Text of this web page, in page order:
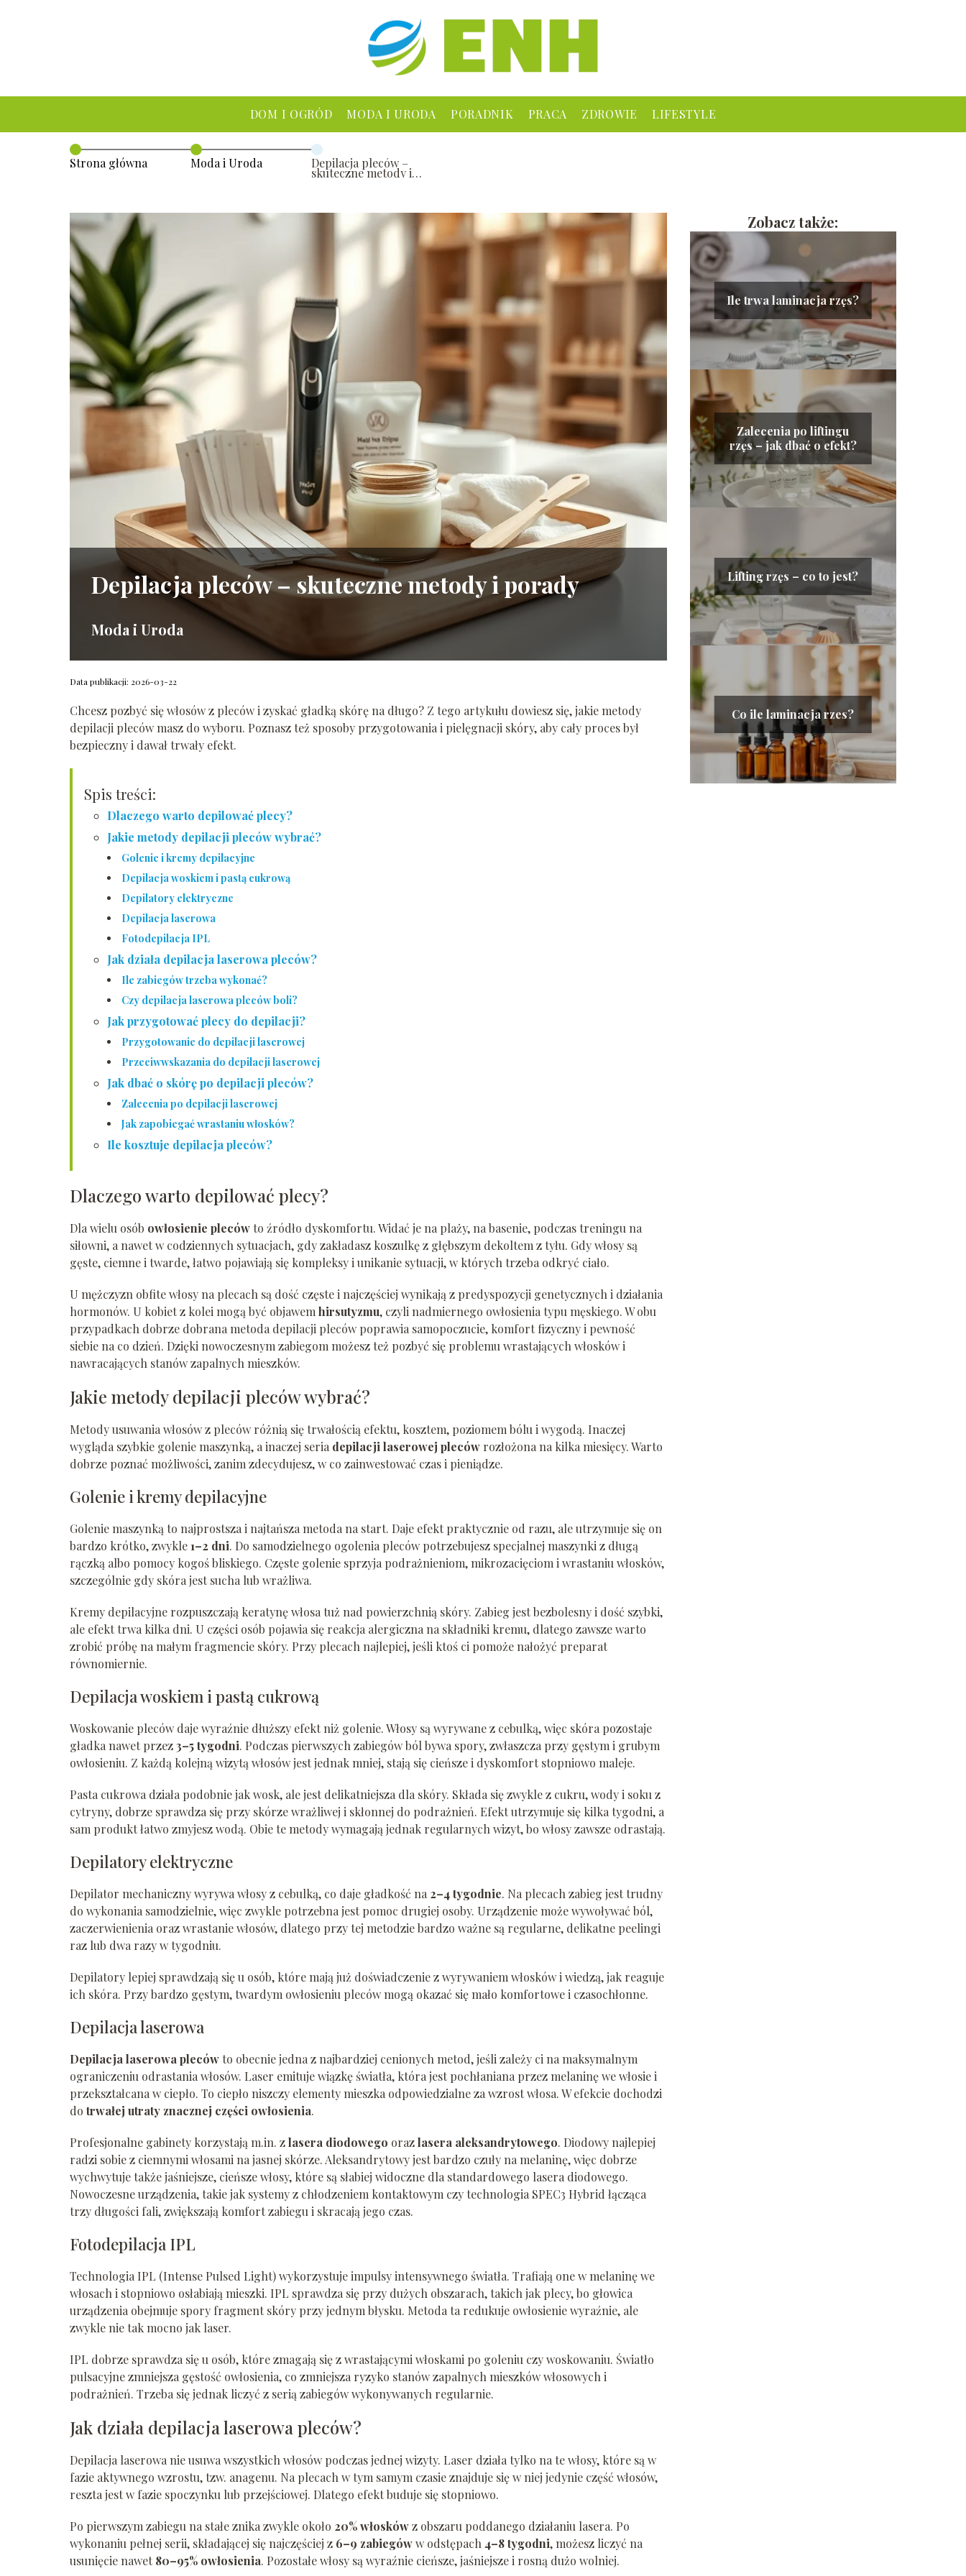
DOM I OGRÓD MODA I URODA PORADNIK PRACA ZDROWIE LIFESTYLE
Strona główna Moda i Uroda Depilacja pleców –
skuteczne metody i
porady
Depilacja pleców – skuteczne metody i porady
Moda i Uroda
Data publikacji: 2026-03-22
Chcesz pozbyć się włosów z pleców i zyskać gładką skórę na długo? Z tego artykułu dowiesz się, jakie metody
depilacji pleców masz do wyboru. Poznasz też sposoby przygotowania i pielęgnacji skóry, aby cały proces był
bezpieczny i dawał trwały efekt.
Spis treści:
Dlaczego warto depilować plecy?
Jakie metody depilacji pleców wybrać?
Golenie i kremy depilacyjne
Depilacja woskiem i pastą cukrową
Depilatory elektryczne
Depilacja laserowa
Fotodepilacja IPL
Jak działa depilacja laserowa pleców?
Ile zabiegów trzeba wykonać?
Czy depilacja laserowa pleców boli?
Jak przygotować plecy do depilacji?
Przygotowanie do depilacji laserowej
Przeciwwskazania do depilacji laserowej
Jak dbać o skórę po depilacji pleców?
Zalecenia po depilacji laserowej
Jak zapobiegać wrastaniu włosków?
Ile kosztuje depilacja pleców?
Dlaczego warto depilować plecy?
Dla wielu osób owłosienie plecówto źródło dyskomfortu. Widać je na plaży, na basenie, podczas treningu na
siłowni, a nawet w codziennych sytuacjach, gdy zakładasz koszulkę z głębszym dekoltem z tyłu. Gdy włosy są
gęste, ciemne i twarde, łatwo pojawiają się kompleksy i unikanie sytuacji, w których trzeba odkryć ciało.
U mężczyzn obfite włosy na plecach są dość częste i najczęściej wynikają z predyspozycji genetycznych i działania
hormonów. U kobiet z kolei mogą być objawem hirsutyzmu, czyli nadmiernego owłosienia typu męskiego. W obu
przypadkach dobrze dobrana metoda depilacji pleców poprawia samopoczucie, komfort fizyczny i pewność
siebie na co dzień. Dzięki nowoczesnym zabiegom możesz też pozbyć się problemu wrastających włosków i
nawracających stanów zapalnych mieszków.
Jakie metody depilacji pleców wybrać?
Metody usuwania włosów z pleców różnią się trwałością efektu, kosztem, poziomem bólu i wygodą. Inaczej
wygląda szybkie golenie maszynką, a inaczej seria depilacji laserowej pleców rozłożona na kilka miesięcy. Warto
dobrze poznać możliwości, zanim zdecydujesz, w co zainwestować czas i pieniądze.
Golenie i kremy depilacyjne
Golenie maszynką to najprostsza i najtańsza metoda na start. Daje efekt praktycznie od razu, ale utrzymuje się on
bardzo krótko, zwykle1–2 dni. Do samodzielnego ogolenia pleców potrzebujesz specjalnej maszynki z długą
rączką albo pomocy kogoś bliskiego. Częste golenie sprzyja podrażnieniom, mikrozacięciom i wrastaniu włosków,
szczególnie gdy skóra jest sucha lub wrażliwa.
Kremy depilacyjne rozpuszczają keratynę włosa tuż nad powierzchnią skóry. Zabieg jest bezbolesny i dość szybki,
ale efekt trwa kilka dni. U części osób pojawia się reakcja alergiczna na składniki kremu, dlatego zawsze warto
zrobić próbę na małym fragmencie skóry. Przy plecach najlepiej, jeśli ktoś ci pomoże nałożyć preparat
równomiernie.
Depilacja woskiem i pastą cukrową
Woskowanie pleców daje wyraźnie dłuższy efekt niż golenie. Włosy są wyrywane z cebulką, więc skóra pozostaje
gładka nawet przez3–5 tygodni. Podczas pierwszych zabiegów ból bywa spory, zwłaszcza przy gęstym i grubym
owłosieniu. Z każdą kolejną wizytą włosów jest jednak mniej, stają się cieńsze i dyskomfort stopniowo maleje.
Pasta cukrowa działa podobnie jak wosk, ale jest delikatniejsza dla skóry. Składa się zwykle z cukru, wody i soku z
cytryny, dobrze sprawdza się przy skórze wrażliwej i skłonnej do podrażnień. Efekt utrzymuje się kilka tygodni, a
sam produkt łatwo zmyjesz wodą. Obie te metody wymagają jednak regularnych wizyt, bo włosy zawsze odrastają.
Depilatory elektryczne
Depilator mechaniczny wyrywa włosy z cebulką, co daje gładkość na 2–4 tygodnie. Na plecach zabieg jest trudny
do wykonania samodzielnie, więc zwykle potrzebna jest pomoc drugiej osoby. Urządzenie może wywoływać ból,
zaczerwienienia oraz wrastanie włosów, dlatego przy tej metodzie bardzo ważne są regularne, delikatne peelingi
raz lub dwa razy w tygodniu.
Depilatory lepiej sprawdzają się u osób, które mają już doświadczenie z wyrywaniem włosków i wiedzą, jak reaguje
ich skóra. Przy bardzo gęstym, twardym owłosieniu pleców mogą okazać się mało komfortowe i czasochłonne.
Depilacja laserowa
Depilacja laserowa plecówto obecnie jedna z najbardziej cenionych metod, jeśli zależy ci na maksymalnym
ograniczeniu odrastania włosów. Laser emituje wiązkę światła, która jest pochłaniana przez melaninę we włosie i
przekształcana w ciepło. To ciepło niszczy elementy mieszka odpowiedzialne za wzrost włosa. W efekcie dochodzi
dotrwałej utraty znacznej części owłosienia.
Profesjonalne gabinety korzystają m.in. zlasera diodowego orazlasera aleksandrytowego. Diodowy najlepiej
radzi sobie z ciemnymi włosami na jasnej skórze. Aleksandrytowy jest bardzo czuły na melaninę, więc dobrze
wychwytuje także jaśniejsze, cieńsze włosy, które są słabiej widoczne dla standardowego lasera diodowego.
Nowoczesne urządzenia, takie jak systemy z chłodzeniem kontaktowym czy technologia SPEC3 Hybrid łącząca
trzy długości fali, zwiększają komfort zabiegu i skracają jego czas.
Fotodepilacja IPL
Technologia IPL (Intense Pulsed Light) wykorzystuje impulsy intensywnego światła. Trafiają one w melaninę we
włosach i stopniowo osłabiają mieszki. IPL sprawdza się przy dużych obszarach, takich jak plecy, bo głowica
urządzenia obejmuje spory fragment skóry przy jednym błysku. Metoda ta redukuje owłosienie wyraźnie, ale
zwykle nie tak mocno jak laser.
IPL dobrze sprawdza się u osób, które zmagają się z wrastającymi włoskami po goleniu czy woskowaniu. Światło
pulsacyjne zmniejsza gęstość owłosienia, co zmniejsza ryzyko stanów zapalnych mieszków włosowych i
podrażnień. Trzeba się jednak liczyć z serią zabiegów wykonywanych regularnie.
Jak działa depilacja laserowa pleców?
Depilacja laserowa nie usuwa wszystkich włosów podczas jednej wizyty. Laser działa tylko na te włosy, które są w
fazie aktywnego wzrostu, tzw. anagenu. Na plecach w tym samym czasie znajduje się w niej jedynie część włosów,
reszta jest w fazie spoczynku lub przejściowej. Dlatego efekt buduje się stopniowo.
Po pierwszym zabiegu na stałe znika zwykle około 20% włoskówz obszaru poddanego działaniu lasera. Po
wykonaniu pełnej serii, składającej się najczęściej z 6–9 zabiegóww odstępach 4–8 tygodni, możesz liczyć na
usunięcie nawet 80–95% owłosienia. Pozostałe włosy są wyraźnie cieńsze, jaśniejsze i rosną dużo wolniej.
Zobacz także:
Ile trwa laminacja rzęs?
Zalecenia po liftingu
rzęs – jak dbać o efekt?
Lifting rzęs – co to jest?
Co ile laminacja rzes?